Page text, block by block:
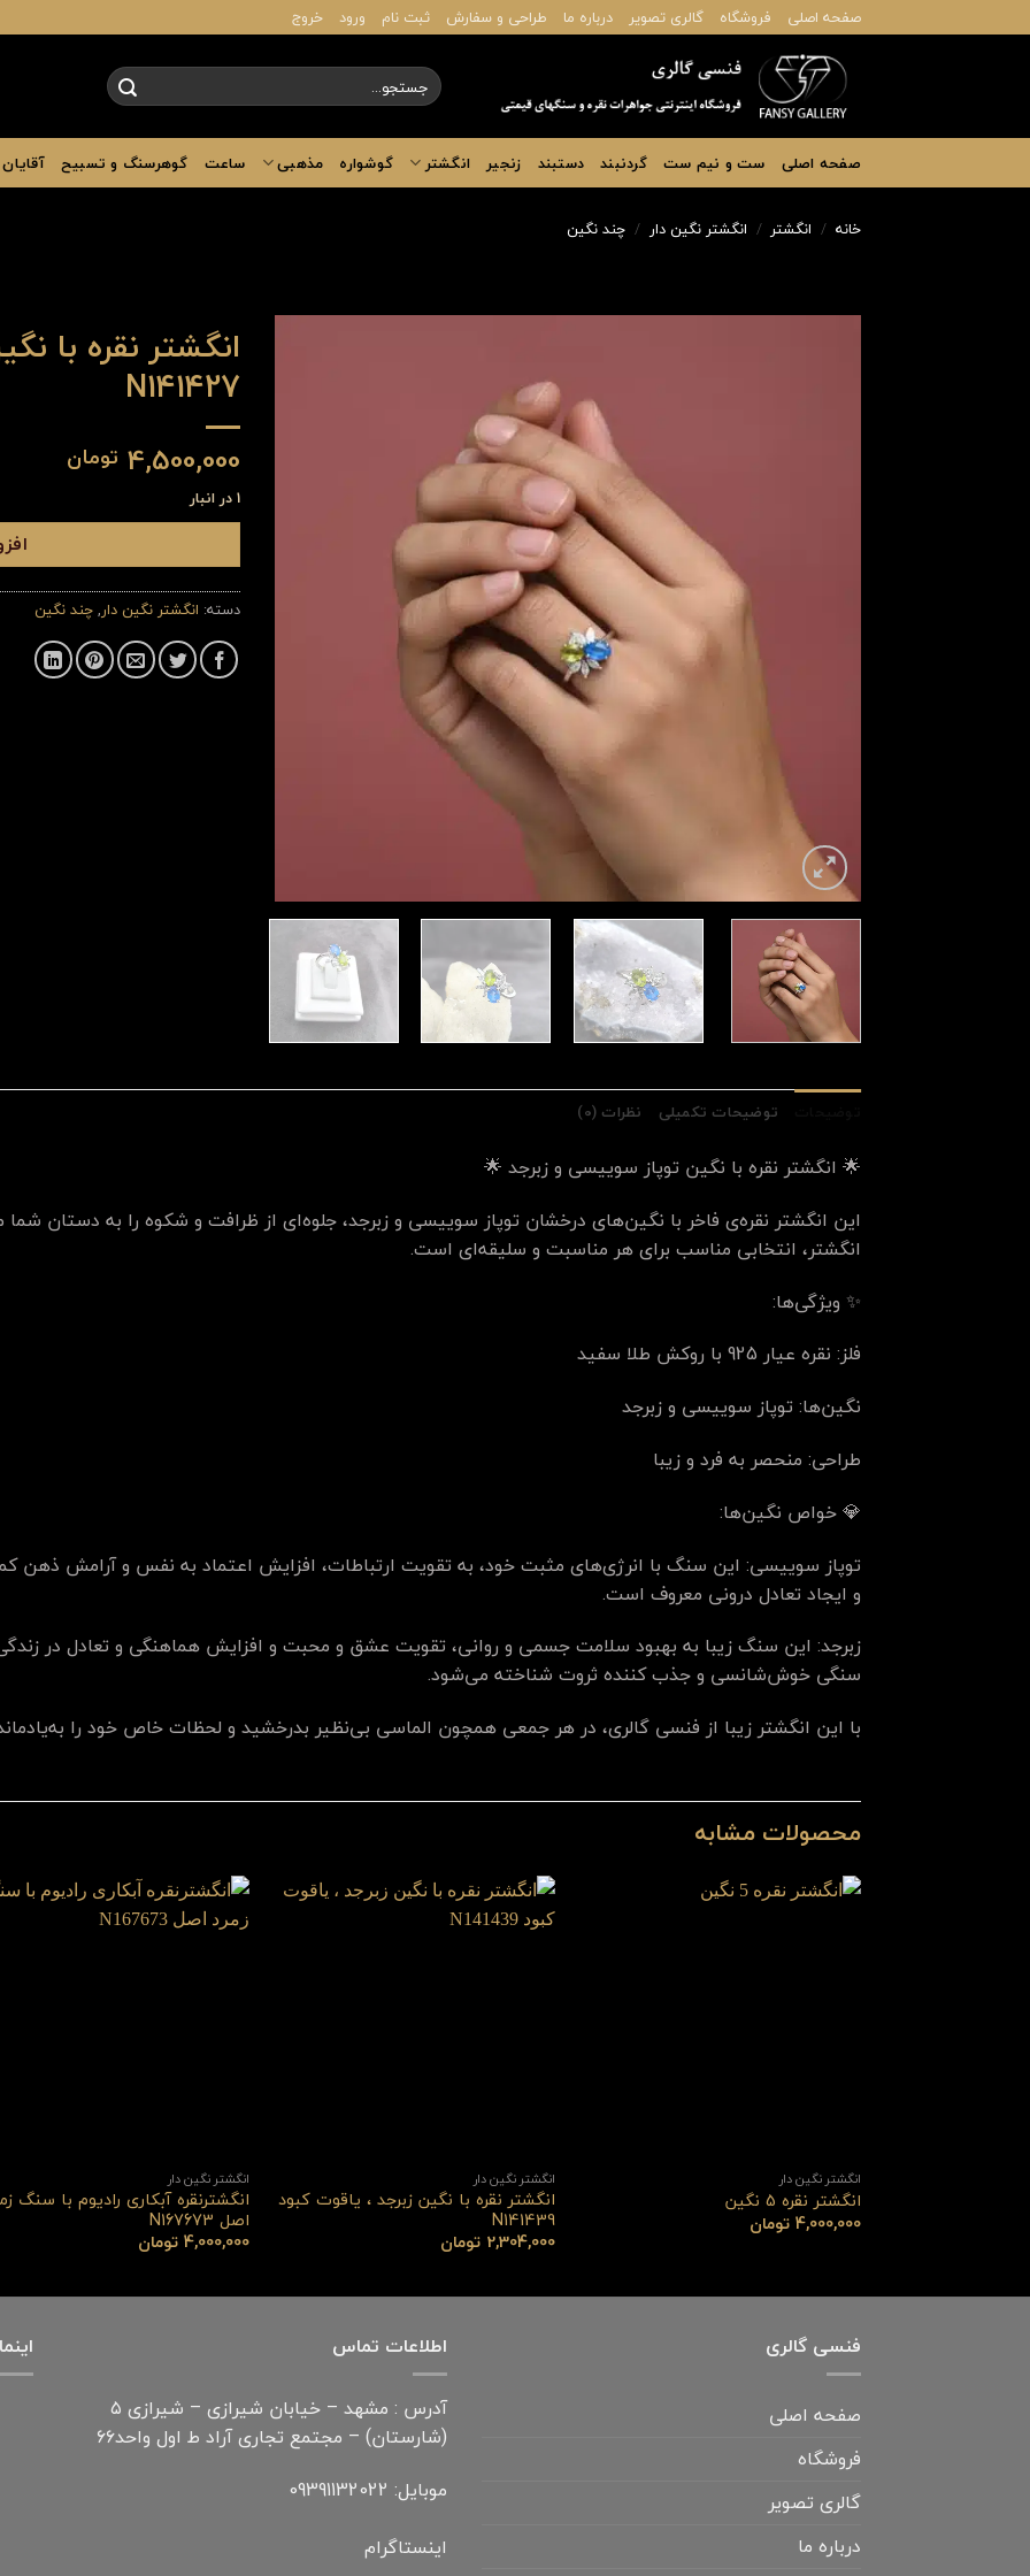
to
صفحه اصلی فروشگاه گالری تصویر درباره ما طراحی و سفارش ثبت نام ورود خروج
جستجو
برای:
صفحه اصلی ست و نیم ست گردنبند دستبند زنجیر انگشتر گوشواره مذهبی ساعت گوهرسنگ و تسبیح آقایان
خانه / انگشتر / انگشتر نگین دار / چند نگین
انگشتر نقره با
N141427
4,500,000 تومان
1 در انبار
دسته: انگشتر نگین دار,چند نگین
توضیحات تکمیلی نظرات (0)
🌟 انگشتر نقره با نگین توپاز سوییسی و زبرجد 🌟
این انگشتر نقره‌ی فاخر با نگین‌های درخشان توپاز سوییسی و زبرجد، جلوه‌ای از ظرافت و شکوه را به دستان
انگشتر، انتخابی مناسب برای هر مناسبت و سلیقه‌ای است.
✨ ویژگی‌ها:
فلز: نقره عیار 925 با روکش طلا سفید
نگین‌ها: توپاز سوییسی و زبرجد
طراحی: منحصر به فرد و زیبا
💎 خواص نگین‌ها:
توپاز سوییسی: این سنگ با انرژی‌های مثبت خود، به تقویت ارتباطات، افزایش اعتماد به نفس و آرامش
و ایجاد تعادل درونی معروف است.
زبرجد: این سنگ زیبا به بهبود سلامت جسمی و روانی، تقویت عشق و محبت و افزایش هماهنگی و تعادل در
سنگی خوش‌شانسی و جذب کننده ثروت شناخته می‌شود.
با این انگشتر زیبا از فنسی گالری، در هر جمعی همچون الماسی بی‌نظیر بدرخشید و لحظات خاص خود را
محصولات مشابه
انگشتر نگین دار
انگشتر نقره 5 نگین
4,000,000 تومان
انگشتر نگین دار
انگشتر نقره با نگین زبرجد ، یاقوت کبود
N141439
2,304,000 تومان
انگشتر نگین دار
انگشترنقره آبکاری رادیوم با سنگ
اصل N167673
4,000,000 تومان
فنسی گالری
صفحه اصلی
فروشگاه
گالری تصویر
درباره ما
اطلاعات تماس
آدرس : مشهد – خیابان شیرازی – شیرازی ۵
(شارستان) – مجتمع تجاری آراد ط اول واحد۶۶
موبایل: 09391132022
اینستاگرام